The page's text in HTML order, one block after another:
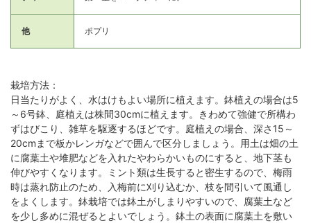
他 ポプリ
栽培方法：
日当たりがよく、水はけもよい場所に植えます。鉢植えの場合は5
～6号鉢、庭植えは株間30cmに植えます。きわめて強健で所構わ
ずはびこり、雑草を駆逐するほどです。庭植えの場合、深さ15～
20cmまで板かレンガなどで囲んで区分しましょう。用土は畑の土
に腐葉土や堆肥などを入れたやわらかいものにすると、地下茎も
伸びやすくなります。ミント類は生長すると密生するので、梅雨
時は蒸れ防止のため、入梅前に刈り込むか、枝を間引いて風通し
をよくします。鉢栽培では鉢土がしまりやすいので、腐葉土など
を少し多めに混ぜるとよいでしょう。鉢土の表面に腐葉土を敷い